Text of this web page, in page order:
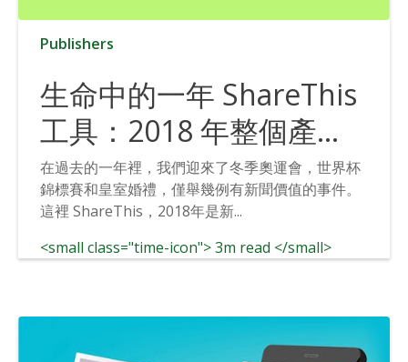
Publishers
生命中的一年 ShareThis
工具：2018 年整個產
品、新聞、更新和創新
在過去的一年裡，我們迎來了冬季奧運會，世界杯
錦標賽和皇室婚禮，僅舉幾例有新聞價值的事件。
這裡 ShareThis，2018年是新...
<small class="time-icon"> 3m read </small>